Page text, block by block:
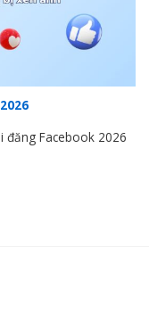
đăng Facebook 2026